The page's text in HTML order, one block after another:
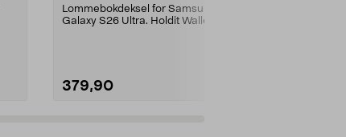
Lommebokdeksel for Samsung
Galaxy S26 Ultra. Holdit Wallet
379,90